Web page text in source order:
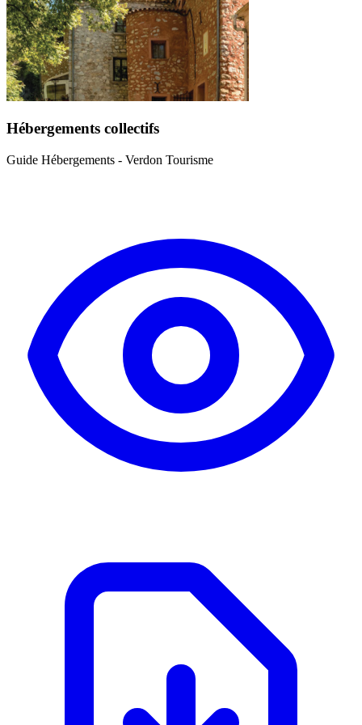
Hébergements collectifs
Guide Hébergements - Verdon Tourisme